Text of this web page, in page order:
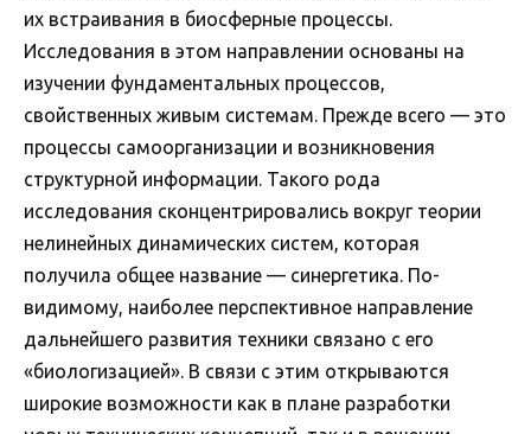
их встраивания в биосферные процессы.
Исследования в этом направлении основаны на
изучении фундаментальных процессов,
свойственных живым системам. Прежде всего — это
процессы самоорганизации и возникновения
структурной информации. Такого рода
исследования сконцентрировались вокруг теории
нелинейных динамических систем, которая
получила общее название — синергетика. По-
видимому, наиболее перспективное направление
дальнейшего развития техники связано с его
«биологизацией». В связи с этим открываются
широкие возможности как в плане разработки